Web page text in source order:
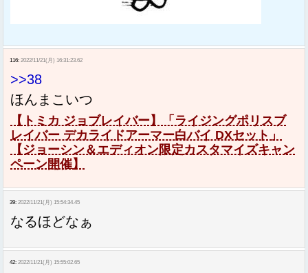
116: 2022/11/21(月) 16:31:23.62
>>38
ほんまこいつ
【トミカ ジョブレイバー】「ライジングポリスブ
レイバー デカライドアーマー白バイ DXセット」
【ジョーシン＆エディオン限定カスタマイズキャン
ペーン開催】
39: 2022/11/21(月) 15:54:34.45
なるほどなぁ
42: 2022/11/21(月) 15:55:02.65